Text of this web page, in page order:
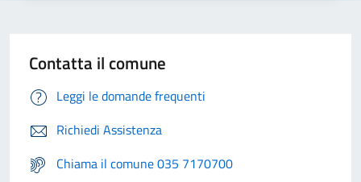
Contatta il comune
Leggi le domande frequenti
Richiedi Assistenza
Chiama il comune 035 7170700